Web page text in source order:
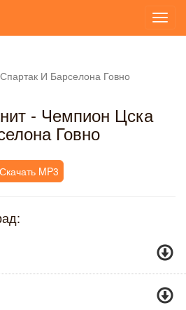
И Барселона Говно
- Чемпион Цска
Говно
Скачать MP3